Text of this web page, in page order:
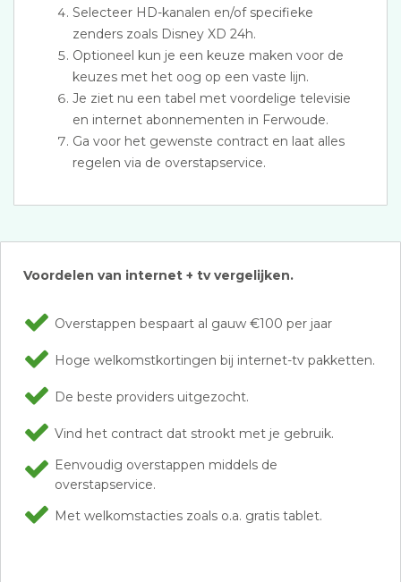
Selecteer HD-kanalen en/of specifieke
zenders zoals Disney XD 24h.
Optioneel kun je een keuze maken voor de
keuzes met het oog op een vaste lijn.
Je ziet nu een tabel met voordelige televisie
en internet abonnementen in Ferwoude.
Ga voor het gewenste contract en laat alles
regelen via de overstapservice.
Voordelen van internet + tv vergelijken.
Overstappen bespaart al gauw €100 per jaar
Hoge welkomstkortingen bij internet-tv pakketten.
De beste providers uitgezocht.
Vind het contract dat strookt met je gebruik.
Eenvoudig overstappen middels de
overstapservice.
Met welkomstacties zoals o.a. gratis tablet.